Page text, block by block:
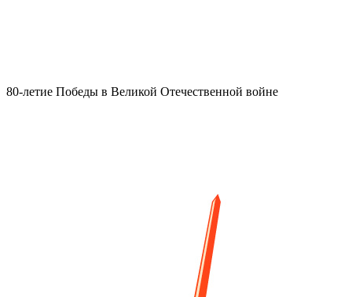
80-летие Победы в Великой Отечественной войне